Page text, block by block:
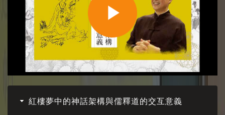
Play
Video
紅樓夢中的神話架構與儒釋道的交互意義